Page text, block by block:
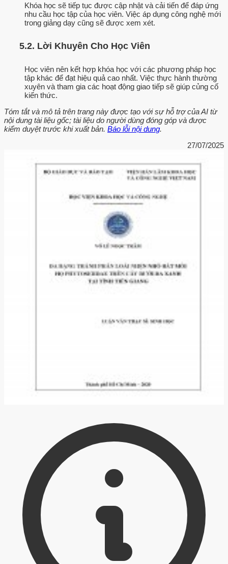
Khóa học sẽ tiếp tục được cập nhật và cải tiến để đáp ứng
nhu cầu học tập của học viên. Việc áp dụng công nghệ mới
trong giảng dạy cũng sẽ được xem xét.
5.2. Lời Khuyên Cho Học Viên
Học viên nên kết hợp khóa học với các phương pháp học
tập khác để đạt hiệu quả cao nhất. Việc thực hành thường
xuyên và tham gia các hoạt động giao tiếp sẽ giúp củng cố
kiến thức.
Tóm tắt và mô tả trên trang này được tạo với sự hỗ trợ của AI từ
nội dung tài liệu gốc; tài liệu do người dùng đóng góp và được
kiểm duyệt trước khi xuất bản. Báo lỗi nội dung.
27/07/2025